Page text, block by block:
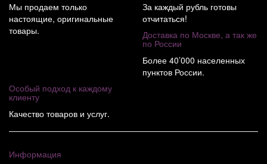
Мы продаем только
настоящие, оригинальные
товары.
За каждый рубль готовы
отчитаться!
Доставка по Москве, а так же
по России
Более 40’000 населенных
пунктов России.
Особый подход к каждому
клиенту
Качество товаров и услуг.
Информация